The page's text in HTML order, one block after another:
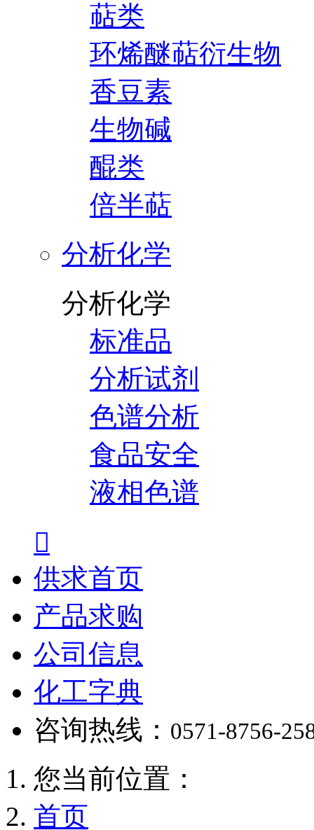
萜类
环烯醚萜衍生物
香豆素
生物碱
醌类
倍半萜
分析化学
分析化学
标准品
分析试剂
色谱分析
食品安全
液相色谱

供求首页
产品求购
公司信息
化工字典
咨询热线： 0571-8756-
您当前位置：
首页